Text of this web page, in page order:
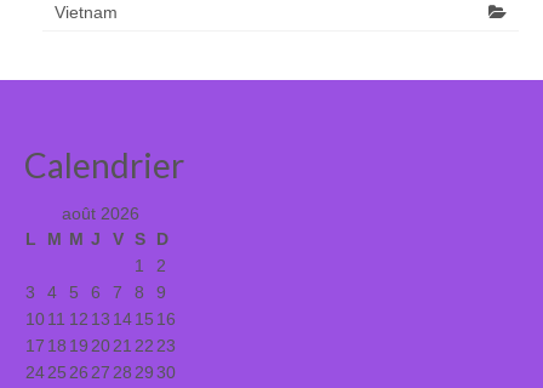
Vietnam
Calendrier
août 2026
L
M M J V S D
1
2
3
4 5 6 7 8
9
1011 12 13 1415 16
17 18 19 2021 22 23
2425 26 27 28 2930